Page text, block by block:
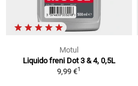
Motul
Liquido freni Dot 3 & 4, 0,5L
9,99 €1